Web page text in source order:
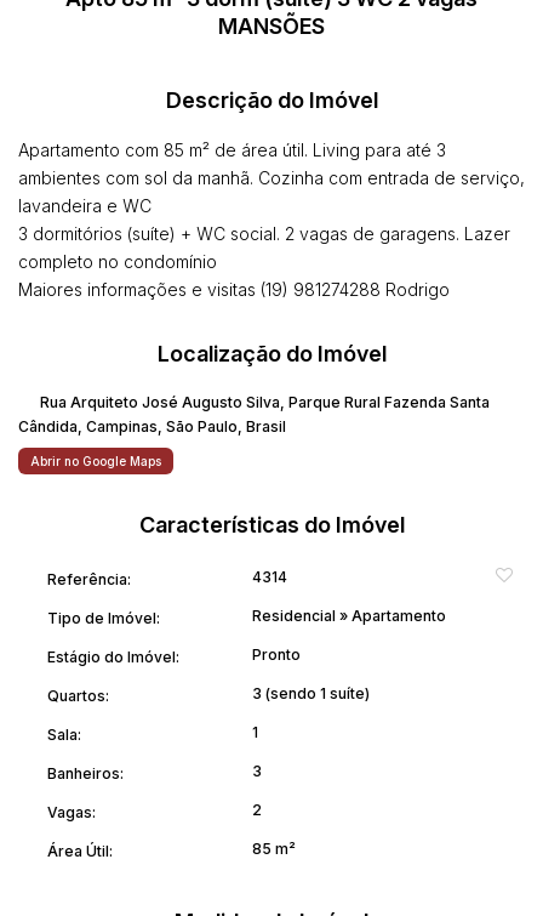
MANSÕES
Descrição do Imóvel
Apartamento com 85 m² de área útil. Living para até 3
ambientes com sol da manhã. Cozinha com entrada de serviço,
lavandeira e WC
3 dormitórios (suíte) + WC social. 2 vagas de garagens. Lazer
completo no condomínio
Maiores informações e visitas (19) 981274288 Rodrigo
Localização do Imóvel
Rua Arquiteto José Augusto Silva Parque Rural Fazenda Santa
Cândida Campinas São Paulo Brasil
Abrir no Google Maps
Características do Imóvel
Referência: 4314
Tipo de Imóvel: Residencial » Apartamento
Estágio do Imóvel: Pronto
Quartos: 3 (sendo 1 suíte)
Sala: 1
Banheiros: 3
Vagas: 2
Área Útil: 85 m²